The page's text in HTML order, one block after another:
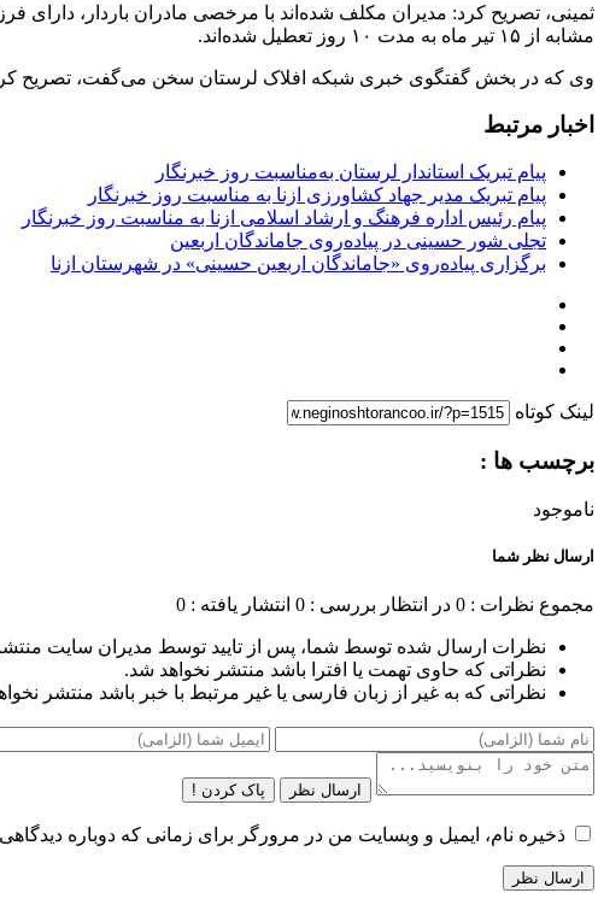
ثمینی، تصریح کرد: مدیران مکلف شده‌اند با مرخصی مادران باردار، دارای
مشابه از ۱۵ تیر ماه به مدت ۱۰ روز تعطیل شده‌اند.
وی که در بخش گفتگوی خبری شبکه افلاک لرستان سخن می‌گفت، تصریح
اخبار مرتبط
پیام تبریک استاندار لرستان به‌مناسبت روز خبرنگار
پیام تبریک مدیر جهاد کشاورزی ازنا به مناسبت روز خبرنگار
پیام رئیس اداره فرهنگ و ارشاد اسلامی ازنا به مناسبت روز خبرنگار
تجلی شور حسینی در پیاده‌روی جاماندگان اربعین
برگزاری پیاده‌روی «جاماندگان اربعین حسینی» در شهرستان ازنا
لینک کوتاه
برچسب ها :
ناموجود
ارسال نظر شما
مجموع نظرات : 0 در انتظار بررسی : 0 انتشار یافته : 0
نظرات ارسال شده توسط شما، پس از تایید توسط مدیران سایت
نظراتی که حاوی تهمت یا افترا باشد منتشر نخواهد شد.
نظراتی که به غیر از زبان فارسی یا غیر مرتبط با خبر باشد منتشر
ارسال نظر پاک کردن !
ذخیره نام، ایمیل و وبسایت من در مرورگر برای زمانی که دوباره